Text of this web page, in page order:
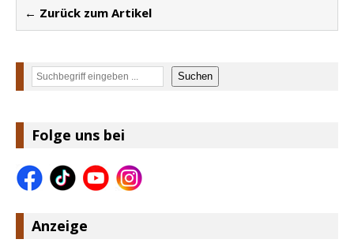
← Zurück zum Artikel
Suchen Suchen
Folge uns bei
Anzeige